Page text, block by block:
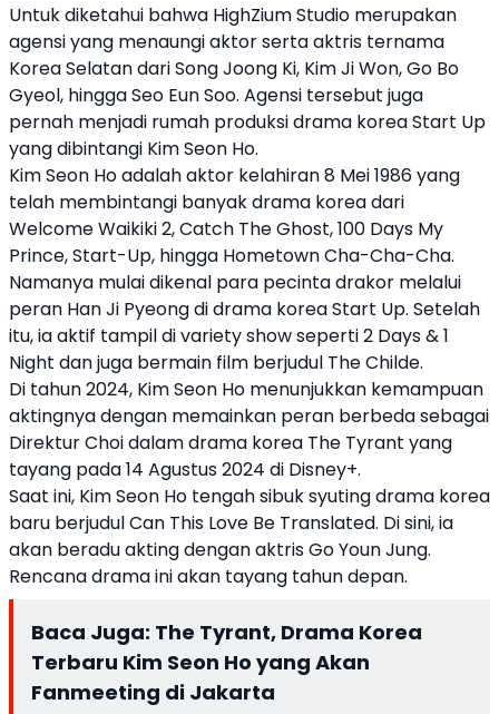
Untuk diketahui bahwa HighZium Studio merupakan
agensi yang menaungi aktor serta aktris ternama
Korea Selatan dari Song Joong Ki, Kim Ji Won, Go Bo
Gyeol, hingga Seo Eun Soo. Agensi tersebut juga
pernah menjadi rumah produksi drama korea Start Up
yang dibintangi Kim Seon Ho.
Kim Seon Ho adalah aktor kelahiran 8 Mei 1986 yang
telah membintangi banyak drama korea dari
Welcome Waikiki 2, Catch The Ghost, 100 Days My
Prince, Start-Up, hingga Hometown Cha-Cha-Cha.
Namanya mulai dikenal para pecinta drakor melalui
peran Han Ji Pyeong di drama korea Start Up. Setelah
itu, ia aktif tampil di variety show seperti 2 Days & 1
Night dan juga bermain film berjudul The Childe.
Di tahun 2024, Kim Seon Ho menunjukkan kemampuan
aktingnya dengan memainkan peran berbeda sebagai
Direktur Choi dalam drama korea The Tyrant yang
tayang pada 14 Agustus 2024 di Disney+.
Saat ini, Kim Seon Ho tengah sibuk syuting drama korea
baru berjudul Can This Love Be Translated. Di sini, ia
akan beradu akting dengan aktris Go Youn Jung.
Rencana drama ini akan tayang tahun depan.
Baca Juga: The Tyrant, Drama Korea
Terbaru Kim Seon Ho yang Akan
Fanmeeting di Jakarta